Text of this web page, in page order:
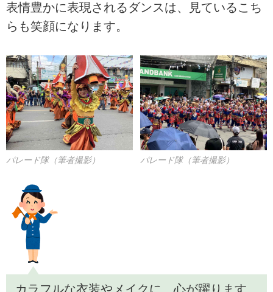
表情豊かに表現されるダンスは、見ているこち
らも笑顔になります。
パレード隊（筆者撮影）
パレード隊（筆者撮影）
カラフルな衣装やメイクに、心が躍ります